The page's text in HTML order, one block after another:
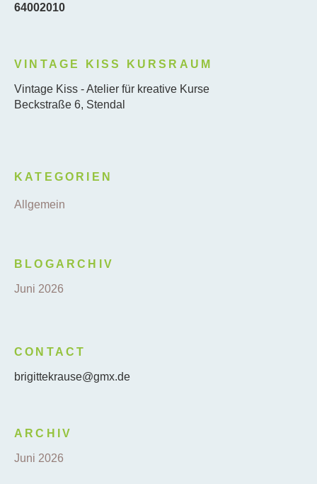
64002010
VINTAGE KISS KURSRAUM
Vintage Kiss - Atelier für kreative Kurse
Beckstraße 6, Stendal
KATEGORIEN
Allgemein
BLOGARCHIV
Juni 2026
CONTACT
brigittekrause@gmx.de
ARCHIV
Juni 2026